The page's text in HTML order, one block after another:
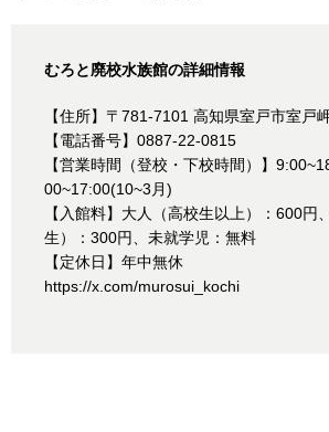
むろと廃校水族館の詳細情報
【住所】〒781-7101 高知県室戸市室戸
【電話番号】0887-22-0815
【営業時間（登校・下校時間）】
00~17:00(10~3月)
【入館料】大人（高校生以上）：600円
生）：300円、未就学児：無料
【定休日】年中無休
https://x.com/murosui_kochi